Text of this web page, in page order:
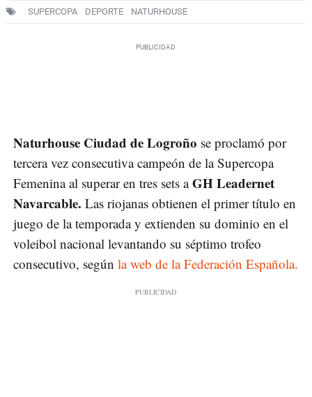
SUPERCOPA DEPORTE NATURHOUSE
Naturhouse Ciudad de Logroño se proclamó por
tercera vez consecutiva campeón de la Supercopa
Femenina al superar en tres sets aGH Leadernet
Navarcable. Las riojanas obtienen el primer título en
juego de la temporada y extienden su dominio en el
voleibol nacional levantando su séptimo trofeo
consecutivo, según la web de la Federación Española.